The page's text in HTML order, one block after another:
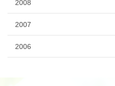
2008
2007
2006